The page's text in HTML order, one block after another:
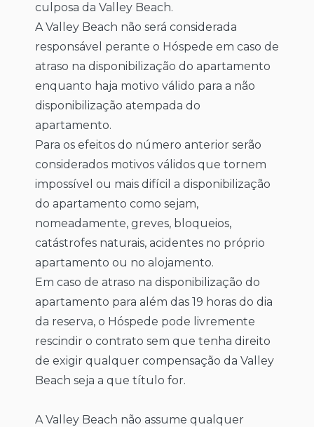
culposa da Valley Beach.
A Valley Beach não será considerada
responsável perante o Hóspede em caso de
atraso na disponibilização do apartamento
enquanto haja motivo válido para a não
disponibilização atempada do
apartamento.
Para os efeitos do número anterior serão
considerados motivos válidos que tornem
impossível ou mais difícil a disponibilização
do apartamento como sejam,
nomeadamente, greves, bloqueios,
catástrofes naturais, acidentes no próprio
apartamento ou no alojamento.
Em caso de atraso na disponibilização do
apartamento para além das 19 horas do dia
da reserva, o Hóspede pode livremente
rescindir o contrato sem que tenha direito
de exigir qualquer compensação da Valley
Beach seja a que título for.
A Valley Beach não assume qualquer